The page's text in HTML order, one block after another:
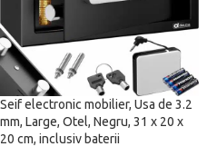
Seif electronic mobilier, Usa de 3.2
mm, Large, Otel, Negru, 31 x 20 x
20 cm, inclusiv baterii